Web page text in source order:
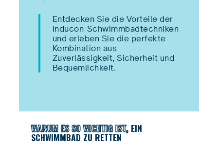
Entdecken Sie die Vorteile der
Inducon-Schwimmbadtechniken
und erleben Sie die perfekte
Kombination aus
Zuverlässigkeit, Sicherheit und
Bequemlichkeit.
WARUM ES SO WICHTIG IST, EIN
SCHWIMMBAD ZU RETTEN